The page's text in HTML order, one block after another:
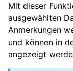
Mit dieser
ausgewählten
Anmerkungen
und können in
angezeigt